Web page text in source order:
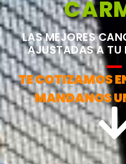
LAS MEJORES
AJUSTADAS A TU
TE COTIZAMOS
MANDANOS